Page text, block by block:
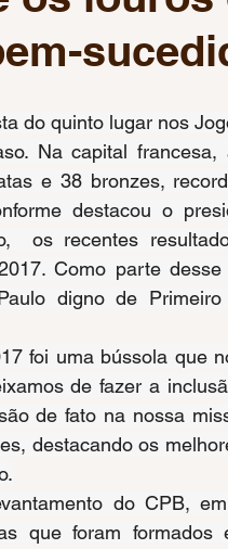
Paris 2024
olímpico de Basquete
Artística
Na capital
e 38 bronzes,
destacou o
os recentes
Como parte
digno de
de fazer a
de fato na nossa
destacando os
do CPB, em
que foram